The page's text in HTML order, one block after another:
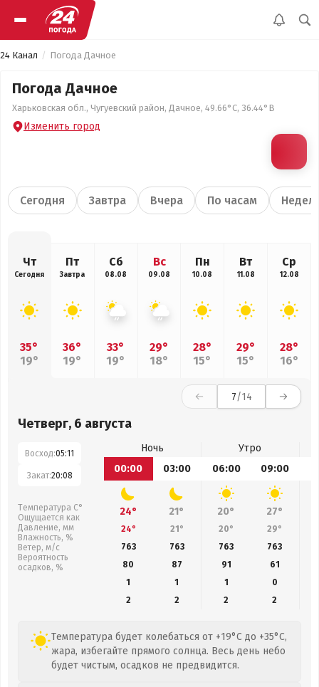
24 Канал Погода Дачное
Погода Дачное
Харьковская обл., Чугуевский район, Дачное, 49.66°С, 36.44°В
Изменить город
Сегодня Завтра Вчера По часам
Чт
Сегодня
35°
19°
Пт
Завтра
36°
19°
Сб
08.08
33°
19°
Вс
09.08
29°
18°
Пн
10.08
28°
15°
Вт
11.08
29°
15°
Ср
12.08
28°
16°
7/14
Четверг, 6 августа
Восход:05:11
Закат:20:08
Температура С°
Ощущается как
Давление, мм
Влажность, %
Ветер, м/с
Вероятность
осадков, %
Ночь
Утро
00:00
03:00 06:00 09:00
24° 21° 20° 27°
24° 21° 20° 29°
763
763 763 763
80
87 91 61
1
1 1
0
2
2 2 2
Температура будет колебаться от +19°C до +35°C,
жара, избегайте прямого солнца. Весь день небо
будет чистым, осадков не предвидится.